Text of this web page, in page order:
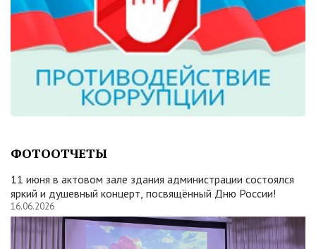
ФОТООТЧЕТЫ
11 июня в актовом зале здания администрации состоялся
яркий и душевный концерт, посвящённый Дню России!
16.06.2026